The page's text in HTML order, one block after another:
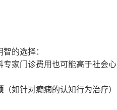
的选择：
家门诊费用也可能高于社会心
（如针对癫痫的认知行为治疗）